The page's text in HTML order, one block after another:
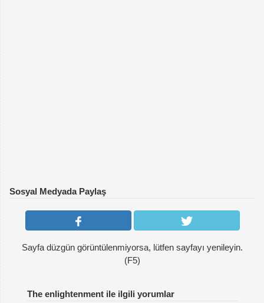
Sosyal Medyada Paylaş
Sayfa düzgün görüntülenmiyorsa, lütfen sayfayı yenileyin.
(F5)
The enlightenment ile ilgili yorumlar